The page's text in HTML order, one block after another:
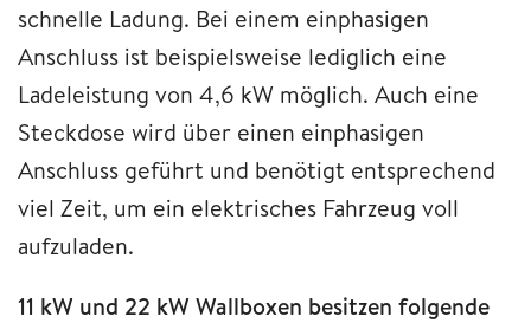
schnelle Ladung. Bei einem einphasigen
Anschluss ist beispielsweise lediglich eine
Ladeleistung von 4,6 kW möglich. Auch eine
Steckdose wird über einen einphasigen
Anschluss geführt und benötigt entsprechend
viel Zeit, um ein elektrisches Fahrzeug voll
aufzuladen.
11 kW und 22 kW Wallboxen besitzen folgende